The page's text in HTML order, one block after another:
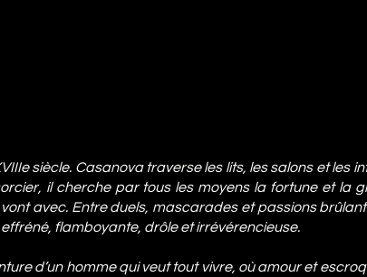
siècle. Casanova traverse les lits, les salons et les
il cherche par tous les moyens la fortune et la
vont avec. Entre duels, mascarades et passions
flamboyante, drôle et irrévérencieuse.
d’un homme qui veut tout vivre, où amour et